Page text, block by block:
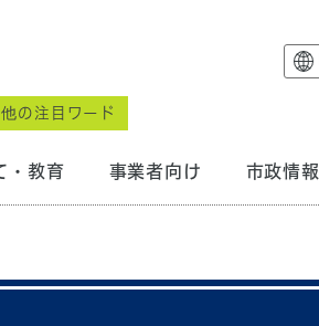
の注目ワード
・教育 事業者向け 市政情報